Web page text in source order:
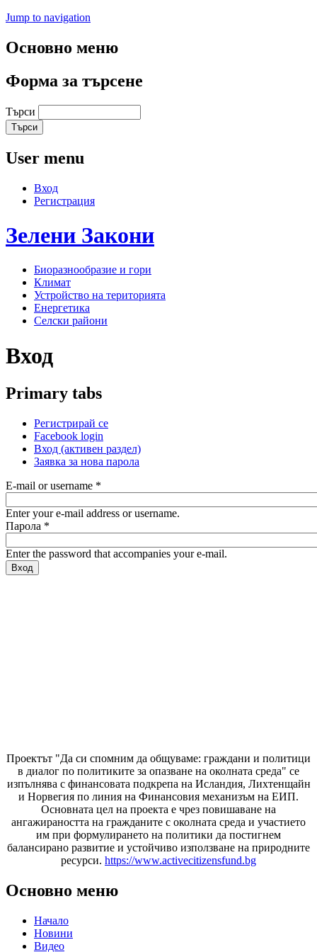
Jump to navigation
Основно меню
Форма за търсене
Търси
User menu
Вход
Регистрация
Зелени Закони
Биоразнообразие и гори
Климат
Устройство на територията
Енергетика
Селски райони
Вход
Primary tabs
Регистрирай се
Facebook login
Вход (активен раздел)
Заявка за нова парола
E-mail or username *
Enter your e-mail address or username.
Парола *
Enter the password that accompanies your e-mail.
Проектът "Да си спомним да общуваме: граждани и политици
в диалог по политиките за опазване на околната среда" се
изпълнява с финансовата подкрепа на Исландия, Лихтенщайн
и Норвегия по линия на Финансовия механизъм на ЕИП.
Основната цел на проекта е чрез повишаване на
ангажираността на гражданите с околната среда и участието
им при формулирането на политики да постигнем
балансирано развитие и устойчиво използване на природните
ресурси. https://www.activecitizensfund.bg
Основно меню
Начало
Новини
Видео